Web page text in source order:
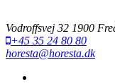
Vodroffsvej 32 1900
+45 35 24 80 80
horesta@horesta.dk